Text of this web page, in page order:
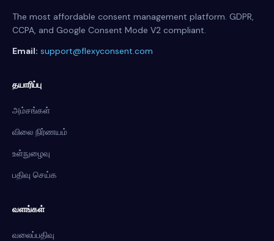
The most affordable consent management platform. GDPR,
CCPA, and Google Consent Mode V2 compliant.
Email: support@flexyconsent.com
தயாரிப்பு
அம்சங்கள்
விலை நிர்ணயம்
உள்நுழைவு
பதிவு செய்க
வளங்கள்
வலைப்பதிவு